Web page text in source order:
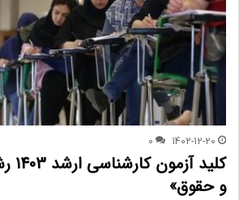
1402-12-20
0
و حقوق»